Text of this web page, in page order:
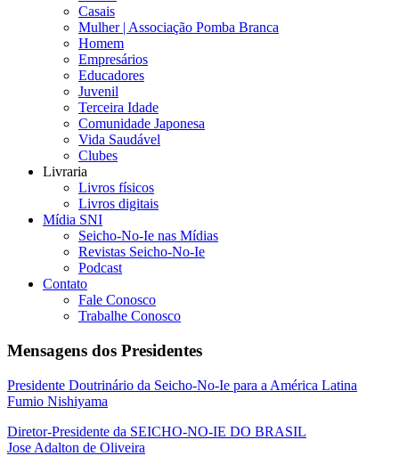
Casais
Mulher | Associação Pomba Branca
Homem
Empresários
Educadores
Juvenil
Terceira Idade
Comunidade Japonesa
Vida Saudável
Clubes
Livraria
Livros físicos
Livros digitais
Mídia SNI
Seicho-No-Ie nas Mídias
Revistas Seicho-No-Ie
Podcast
Contato
Fale Conosco
Trabalhe Conosco
Mensagens dos Presidentes
Presidente Doutrinário da Seicho-No-Ie para a América Latina
Fumio Nishiyama
Diretor-Presidente da SEICHO-NO-IE DO BRASIL
Jose Adalton de Oliveira